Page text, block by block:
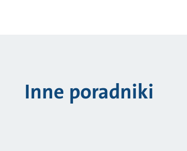
Inne poradniki